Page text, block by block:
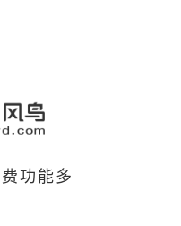
功能多